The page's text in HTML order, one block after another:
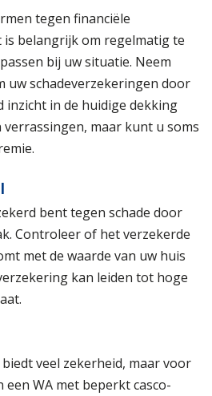
tegen financiële
belangrijk om regelmatig te
bij uw situatie. Neem
uw schadeverzekeringen door
inzicht in de huidige dekking
maar kunt u soms
bent tegen schade door
Controleer of het verzekerde
met de waarde van uw huis
kan leiden tot hoge
veel zekerheid, maar voor
WA met beperkt casco-